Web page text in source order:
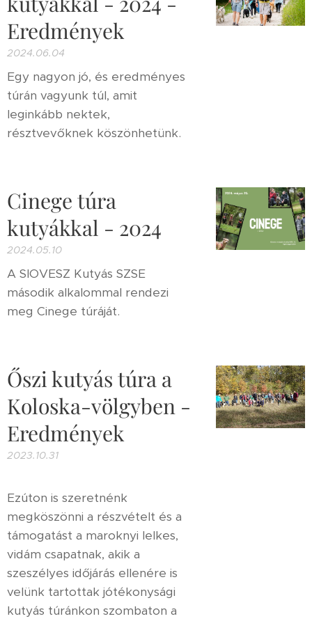
Eredmények
2024.06.04
Egy nagyon jó, és eredményes
túrán vagyunk túl, amit
leginkább nektek,
résztvevőknek köszönhetünk.
Cinege túra
kutyákkal - 2024
2024.05.10
A SIOVESZ Kutyás SZSE
második alkalommal rendezi
meg Cinege túráját.
Őszi kutyás túra a
Koloska-völgyben -
Eredmények
2023.10.31
Ezúton is szeretnénk
megköszönni a részvételt és a
támogatást a maroknyi lelkes,
vidám csapatnak, akik a
szeszélyes időjárás ellenére is
velünk tartottak jótékonysági
kutyás túránkon szombaton a